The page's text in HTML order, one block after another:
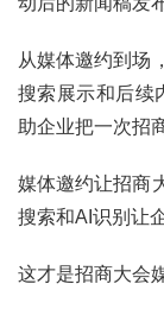
从媒体邀约到场
搜索展示和后续
助企业把一次招
媒体邀约让招商
搜索和AI识别让
这才是招商大会